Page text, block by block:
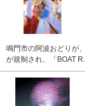
鳴門市の阿波おどりが
が規制され、「BOAT